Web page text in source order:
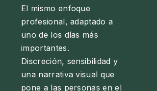
El mismo enfoque
profesional, adaptado a
uno de los días más
importantes.
Discreción, sensibilidad y
una narrativa visual que
pone a las personas en el